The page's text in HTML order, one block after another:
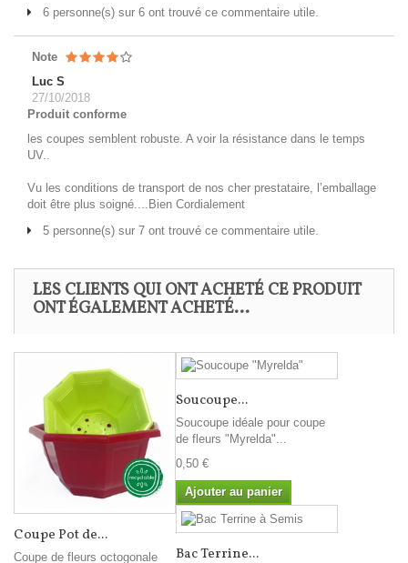
6 personne(s) sur 6 ont trouvé ce commentaire utile.
Note
Luc S
27/10/2018
Produit conforme
les coupes semblent robuste. A voir la résistance dans le temps
UV..
Vu les conditions de transport de nos cher prestataire, l’emballage
doit être plus soigné....Bien Cordialement
5 personne(s) sur 7 ont trouvé ce commentaire utile.
LES CLIENTS QUI ONT ACHETÉ CE PRODUIT
ONT ÉGALEMENT ACHETÉ...
Coupe Pot de...
Coupe de fleurs octogonale
Soucoupe...
Soucoupe idéale pour coupe
de fleurs "Myrelda"...
0,50 €
Ajouter au panier
Bac Terrine...